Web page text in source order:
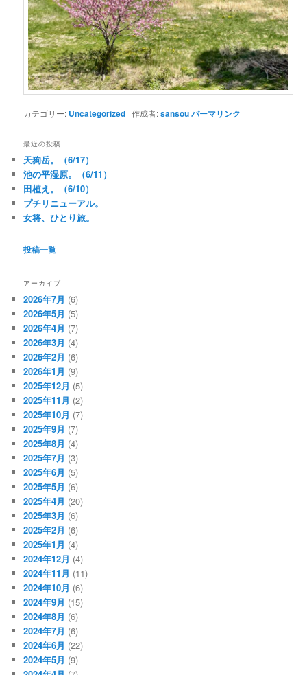
カテゴリー: Uncategorized 作成者:sansouパーマリンク
最近の投稿
天狗岳。（6/17）
池の平湿原。（6/11）
田植え。（6/10）
プチリニューアル。
女将、ひとり旅。
投稿一覧
アーカイブ
2026年7月 (6)
2026年5月 (5)
2026年4月 (7)
2026年3月 (4)
2026年2月 (6)
2026年1月 (9)
2025年12月 (5)
2025年11月 (2)
2025年10月 (7)
2025年9月 (7)
2025年8月 (4)
2025年7月 (3)
2025年6月 (5)
2025年5月 (6)
2025年4月 (20)
2025年3月 (6)
2025年2月 (6)
2025年1月 (4)
2024年12月 (4)
2024年11月 (11)
2024年10月 (6)
2024年9月 (15)
2024年8月 (6)
2024年7月 (6)
2024年6月 (22)
2024年5月 (9)